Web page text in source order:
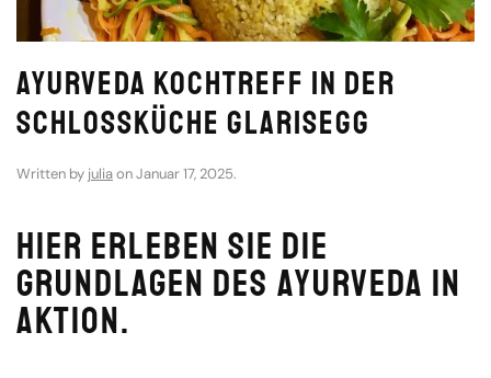
Ayurveda Kochtreff in der
Schlossküche Glarisegg
Written by juliaonJanuar 17, 2025.
Hier erleben Sie die
Grundlagen des Ayurveda in
Aktion.